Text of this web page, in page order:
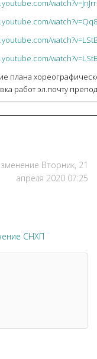
плана
работ эл.почту
Вторник, 21
апреля 2020 07:25
СНХП